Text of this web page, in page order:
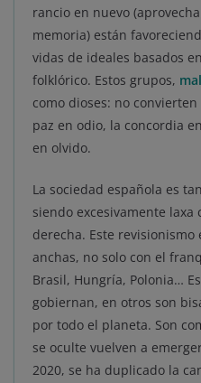
rancio en nuevo
memoria) están
vidas de ideales basados
folklórico. Estos grupos,
como dioses: no
paz en odio, la concordia
en olvido.
La sociedad española es
siendo excesivamente
derecha. Este
anchas, no solo con el
Brasil, Hungría, Polonia…
gobiernan, en otros son
por todo el planeta. Son
se oculte vuelven a
2020, se ha duplicado la